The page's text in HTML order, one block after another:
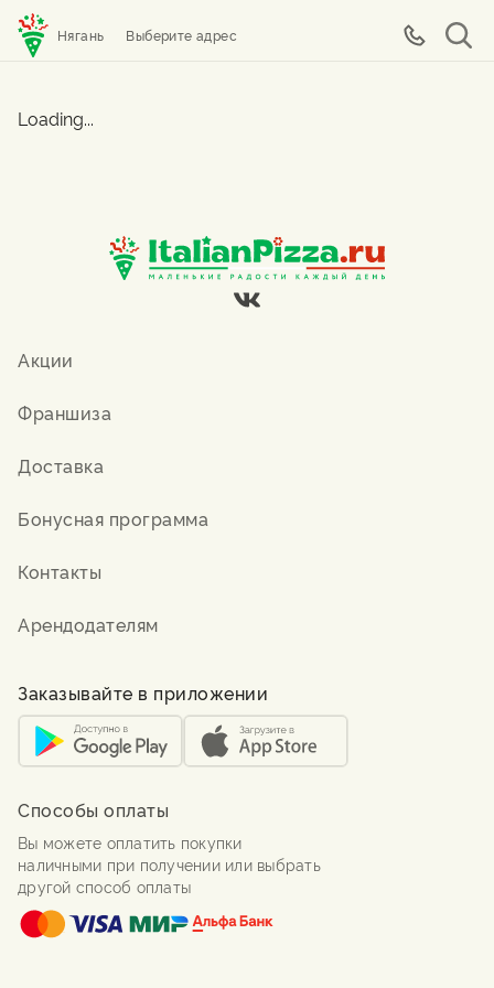
Нягань Выберите адрес
Loading...
Акции
Франшиза
Доставка
Бонусная программа
Контакты
Арендодателям
Заказывайте в приложении
Способы оплаты
Вы можете оплатить покупки
наличными при получении или выбрать
другой способ оплаты